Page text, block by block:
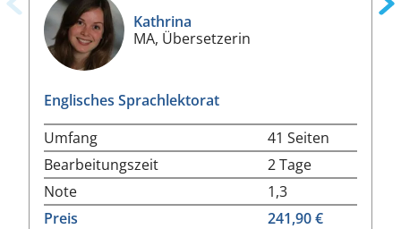
Kathrina
MA, Übersetzerin
Englisches Sprachlektorat
Umfang
41 Seiten
Bearbeitungszeit
2 Tage
Note
1,3
Preis
241,90 €